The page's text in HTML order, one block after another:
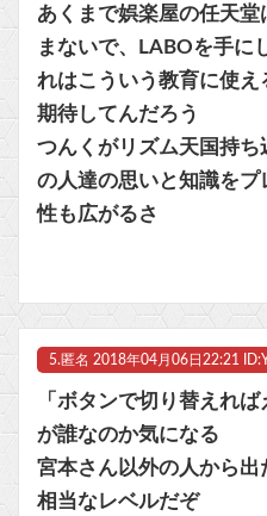
あくまで娯楽屋の任天
まないで、LABOを手に
れはこういう教育に使
期待してんだろう
つんくがリズム天国持
の人達の思いと知識を
性も広がるさ
5. 匿名 2018年04月06日22:21
「ボタンで切り替えれ
が誰なのか気になる
宮本さん以外の人から
相当なレベルだぞ